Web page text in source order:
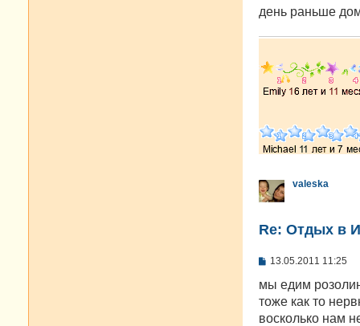
день раньше
valeska
Re: Отдых в
С
о
щ
е
13.05.2011 11:25
мы едим
тоже как то
восколько нам